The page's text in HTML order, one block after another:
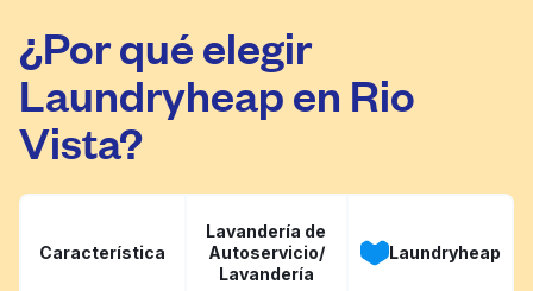
¿Por qué elegir
Laundryheap en Rio
Vista?
Característica
Lavandería de
Autoservicio/
Lavandería
Laundryheap